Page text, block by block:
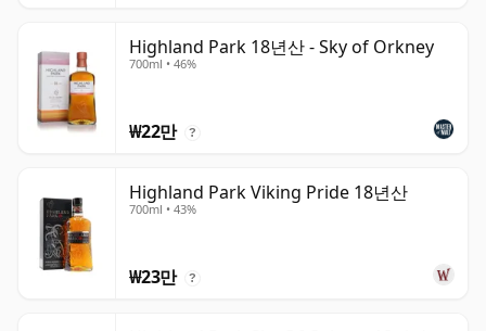
Highland Park 18년산 - Sky of Orkney
700ml • 46%
₩22만 ?
Highland Park Viking Pride 18년산
700ml • 43%
₩23만 ?